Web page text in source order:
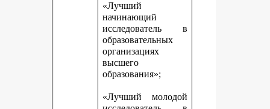
«Лучший
начинающий
исследователь в
образовательных
организациях
высшего
образования»;
«Лучший молодой